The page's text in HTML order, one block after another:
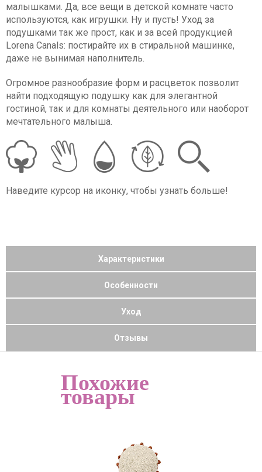
малышками. Да, все вещи в детской комнате часто
используются, как игрушки. Ну и пусть! Уход за
подушками так же прост, как и за всей продукцией
Lorena Canals: постирайте их в стиральной машинке,
даже не вынимая наполнитель.
Огромное разнообразие форм и расцветок позволит
найти подходящую подушку как для элегантной
гостиной, так и для комнаты деятельного или наоборот
мечтательного малыша.
Наведите курсор на иконку, чтобы узнать больше!
Характеристики
Особенности
Уход
Отзывы
Похожие
товары